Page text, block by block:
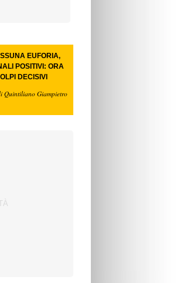
EUFORIA,
POSITIVI: ORA
DECISIVI
Quintiliano Giampietro